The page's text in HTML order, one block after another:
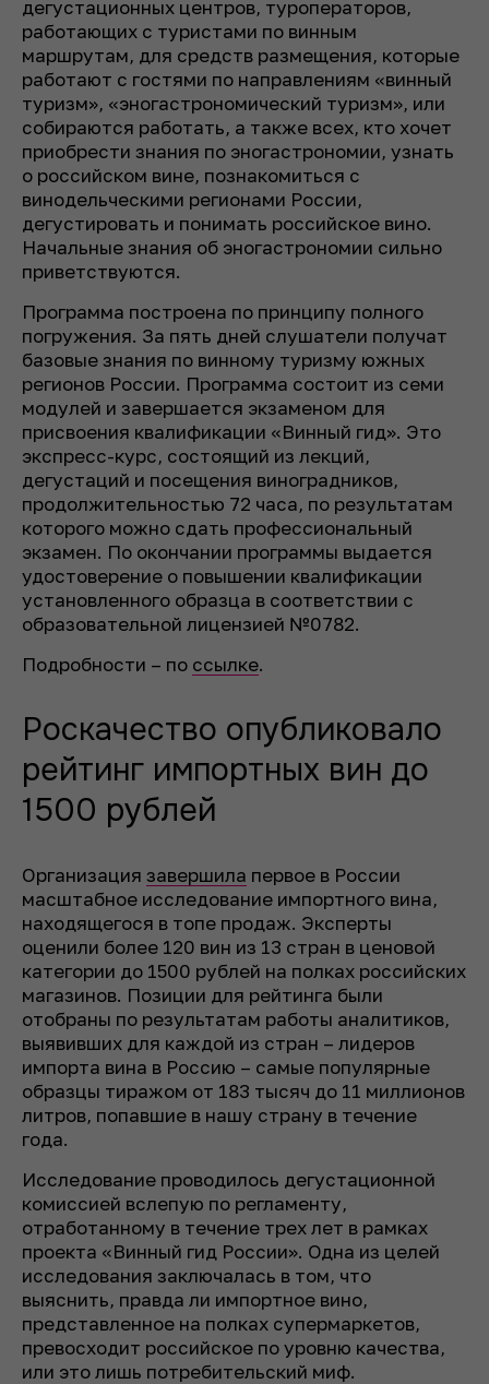
дегустационных центров, туроператоров,
работающих с туристами по винным
маршрутам, для средств размещения, которые
работают с гостями по направлениям «винный
туризм», «эногастрономический туризм», или
собираются работать, а также всех, кто хочет
приобрести знания по эногастрономии, узнать
о российском вине, познакомиться с
винодельческими регионами России,
дегустировать и понимать российское вино.
Начальные знания об эногастрономии сильно
приветствуются.
Программа построена по принципу полного
погружения. За пять дней слушатели получат
базовые знания по винному туризму южных
регионов России. Программа состоит из семи
модулей и завершается экзаменом для
присвоения квалификации «Винный гид». Это
экспресс-курс, состоящий из лекций,
дегустаций и посещения виноградников,
продолжительностью 72 часа, по результатам
которого можно сдать профессиональный
экзамен. По окончании программы выдается
удостоверение о повышении квалификации
установленного образца в соответствии с
образовательной лицензией №0782.
Подробности – по ссылке.
Роскачество опубликовало
рейтинг импортных вин до
1500 рублей
Организация завершила первое в России
масштабное исследование импортного вина,
находящегося в топе продаж. Эксперты
оценили более 120 вин из 13 стран в ценовой
категории до 1500 рублей на полках российских
магазинов. Позиции для рейтинга были
отобраны по результатам работы аналитиков,
выявивших для каждой из стран – лидеров
импорта вина в Россию – самые популярные
образцы тиражом от 183 тысяч до 11 миллионов
литров, попавшие в нашу страну в течение
года.
Исследование проводилось дегустационной
комиссией вслепую по регламенту,
отработанному в течение трех лет в рамках
проекта «Винный гид России». Одна из целей
исследования заключалась в том, что
выяснить, правда ли импортное вино,
представленное на полках супермаркетов,
превосходит российское по уровню качества,
или это лишь потребительский миф.